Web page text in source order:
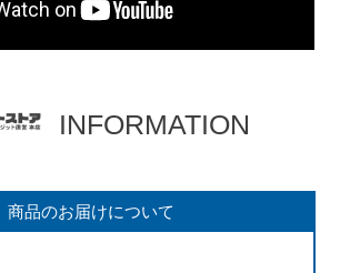
INFORMATION
商品のお届けについて